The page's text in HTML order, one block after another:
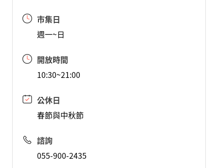
市集日
週一~日
開放時間
10:30~21:00
公休日
春節與中秋節
諮詢
055-900-2435